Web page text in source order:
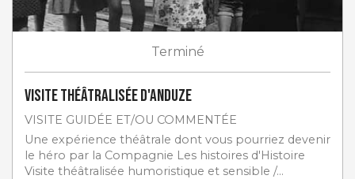
Terminé
Visite théâtralisée d'Anduze
VISITE GUIDÉE ET/OU COMMENTÉE
Une expérience théâtrale dont vous pourriez devenir
le héro par la Compagnie Les histoires d'Histoire
Visite théâtralisée humoristique et sensible /...